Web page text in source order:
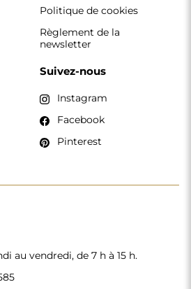
au vendredi, de 7 h à 15 h.
Politique de cookies
Règlement de la
newsletter
Suivez-nous
Instagram
Facebook
Pinterest